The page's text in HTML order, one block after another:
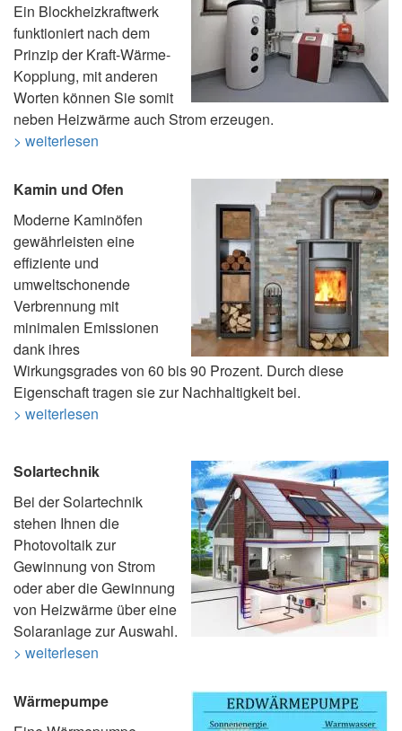
Ein Blockheizkraftwerk
funktioniert nach dem
Prinzip der Kraft-Wärme-
Kopplung, mit anderen
Worten können Sie somit
neben Heizwärme auch Strom erzeugen.
> weiterlesen
Kamin und Ofen
Moderne Kaminöfen
gewährleisten eine
effiziente und
umweltschonende
Verbrennung mit
minimalen Emissionen
dank ihres
Wirkungsgrades von 60 bis 90 Prozent. Durch diese
Eigenschaft tragen sie zur Nachhaltigkeit bei.
> weiterlesen
Solartechnik
Bei der Solartechnik
stehen Ihnen die
Photovoltaik zur
Gewinnung von Strom
oder aber die Gewinnung
von Heizwärme über eine
Solaranlage zur Auswahl.
> weiterlesen
Wärmepumpe